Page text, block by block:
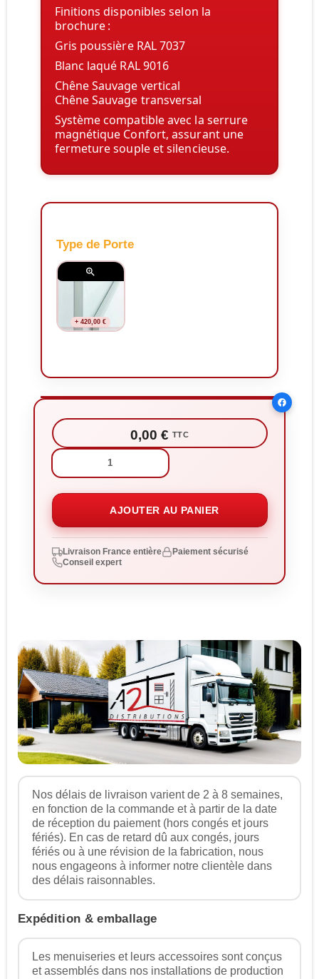
Finitions disponibles selon la
brochure :
Gris poussière RAL 7037
Blanc laqué RAL 9016
Chêne Sauvage vertical
Chêne Sauvage transversal
Système compatible avec la serrure
magnétique Confort, assurant une
fermeture souple et silencieuse.
Type de Porte

+ 420,00 €
0,00 € TTC
Quantité:
AJOUTER AU PANIER
Livraison France entière
Paiement sécurisé
Conseil expert
Nos délais de livraison varient de 2 à 8 semaines,
en fonction de la commande et à partir de la date
de réception du paiement (hors congés et jours
fériés). En cas de retard dû aux congés, jours
fériés ou à une révision de la fabrication, nous
nous engageons à informer notre clientèle dans
des délais raisonnables.
Expédition & emballage
Les menuiseries et leurs accessoires sont conçus
et assemblés dans nos installations de production